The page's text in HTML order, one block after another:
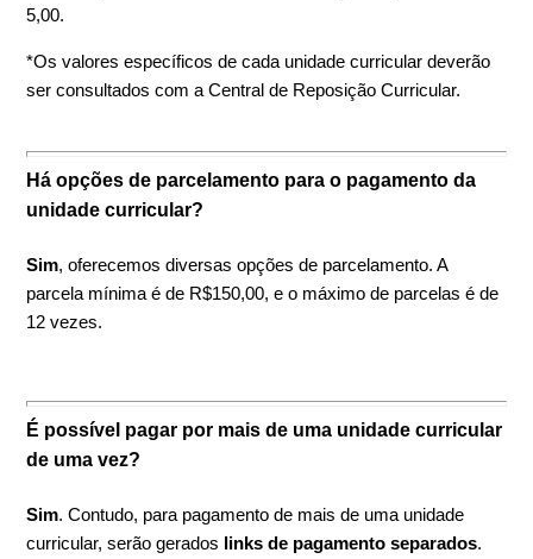
5,00.
*Os valores específicos de cada unidade curricular deverão
ser consultados com a Central de Reposição Curricular.
Há opções de parcelamento para o pagamento da
unidade curricular?
Sim, oferecemos diversas opções de parcelamento. A
parcela mínima é de R$150,00, e o máximo de parcelas é de
12 vezes.
É possível pagar por mais de uma unidade curricular
de uma vez?
Sim. Contudo, para pagamento de mais de uma unidade
curricular, serão gerados links de pagamento separados.